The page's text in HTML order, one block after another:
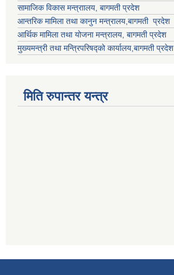
सामाजिक विकास मन्त्राालय, बागमती प्रदेश
आन्तरिक मामिला तथा कानुन मन्त्रालय,बागमती प्रदेश
आर्थिक मामिला तथा योजना मन्त्रालय, बागमती प्रदेश
मुख्यमन्त्री तथा मन्त्रिपरिषद्को कार्यालय,बागमती प्रदेश
मिति रुपान्तर यन्त्र